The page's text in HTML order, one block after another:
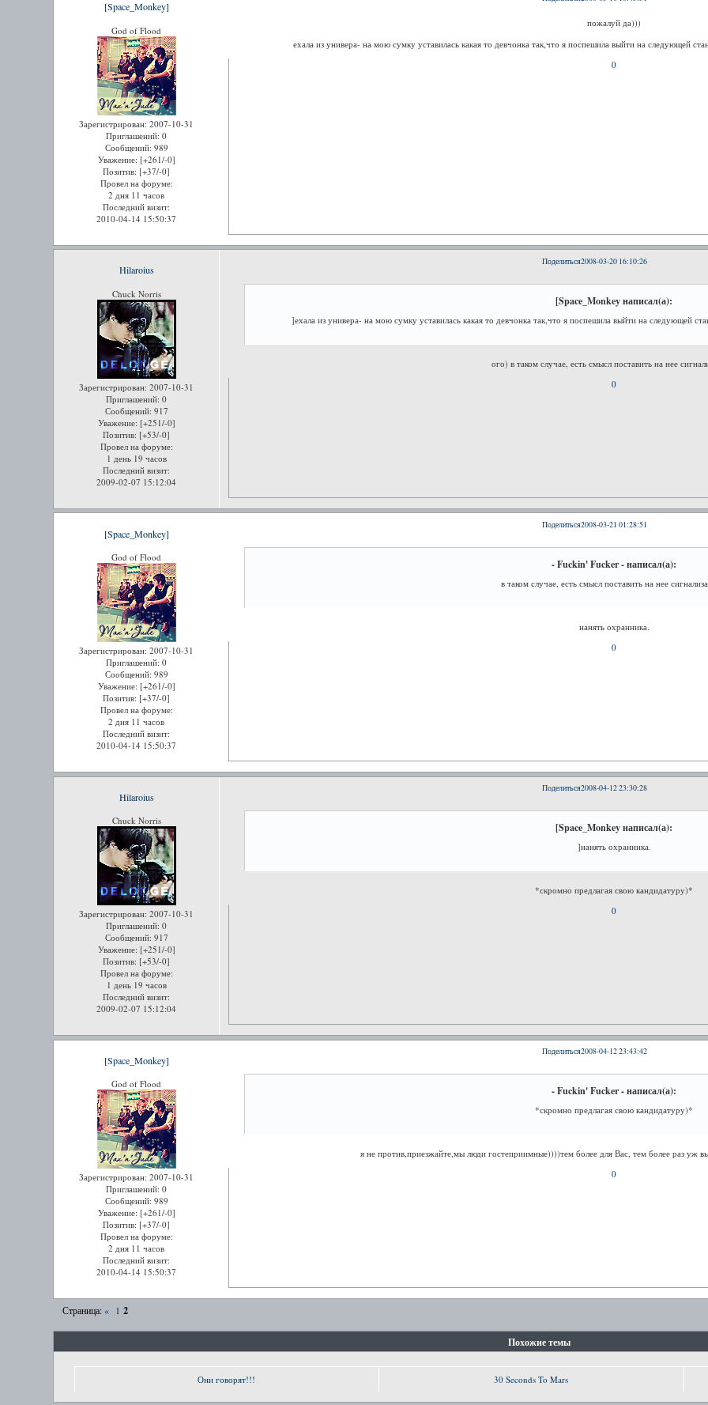
[Space_Monkey]
God of Flood
Зарегистрирован: 2007-10-31
Приглашений: 0
Сообщений: 989
Уважение: [+261/-0]
Позитив: [+37/-0]
Провел на форуме:
2 дня 11 часов
Последний визит:
2010-04-14 15:50:37
пожалуй да)))
ехала из универа- на мою сумку уставилась какая то девчонка так,что я поспешила выйти на следующей
0
Поделиться2008-03-20 16:10:26
Hilaroius
Chuck Norris
Зарегистрирован: 2007-10-31
Приглашений: 0
Сообщений: 917
Уважение: [+251/-0]
Позитив: [+53/-0]
Провел на форуме:
1 день 19 часов
Последний визит:
2009-02-07 15:12:04
[Space_Monkey написал(а):
]ехала из универа- на мою сумку уставилась какая то девчонка так,что я поспешила выйти на следующей
ого) в таком случае, есть смысл поставить на нее
0
Поделиться2008-03-21 01:28:51
[Space_Monkey]
God of Flood
Зарегистрирован: 2007-10-31
Приглашений: 0
Сообщений: 989
Уважение: [+261/-0]
Позитив: [+37/-0]
Провел на форуме:
2 дня 11 часов
Последний визит:
2010-04-14 15:50:37
- Fuckin' Fucker - написал(а):
в таком случае, есть смысл поставить на нее
нанять охранника.
0
Поделиться2008-04-12 23:30:28
Hilaroius
Chuck Norris
Зарегистрирован: 2007-10-31
Приглашений: 0
Сообщений: 917
Уважение: [+251/-0]
Позитив: [+53/-0]
Провел на форуме:
1 день 19 часов
Последний визит:
2009-02-07 15:12:04
[Space_Monkey написал(а):
]нанять охранника.
*скромно предлагая свою кандидатуру)*
0
Поделиться2008-04-12 23:43:42
[Space_Monkey]
God of Flood
Зарегистрирован: 2007-10-31
Приглашений: 0
Сообщений: 989
Уважение: [+261/-0]
Позитив: [+37/-0]
Провел на форуме:
2 дня 11 часов
Последний визит:
2010-04-14 15:50:37
- Fuckin' Fucker - написал(а):
*скромно предлагая свою кандидатуру)*
я не против,приезжайте,мы люди гостеприимные))))тем более для Вас, тем более раз уж
0
Страница: « 1 2
Похожие темы
Они говорят!!! 30 Seconds To Mars